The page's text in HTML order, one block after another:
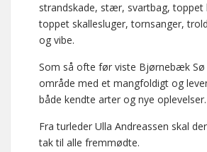
strandskade, stær, svartbag, toppet
toppet skallesluger, tornsanger,
og vibe.
Som så ofte før viste Bjørnebæk
område med et mangfoldigt og
både kendte arter og nye oplevelser.
Fra turleder Ulla Andreassen skal
tak til alle fremmødte.